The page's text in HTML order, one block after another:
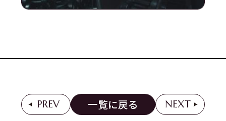
PREV 一覧に戻る NEXT